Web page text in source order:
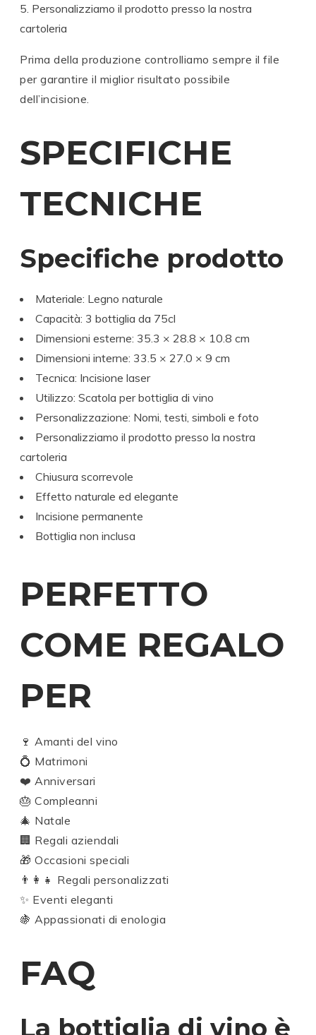
Personalizziamo il prodotto presso la nostra
cartoleria
Prima della produzione controlliamo sempre il file
per garantire il miglior risultato possibile
dell’incisione.
SPECIFICHE
TECNICHE
Specifiche prodotto
Materiale: Legno naturale
Capacità: 3 bottiglia da 75cl
Dimensioni esterne: 35.3 × 28.8 × 10.8 cm
Dimensioni interne: 33.5 × 27.0 × 9 cm
Tecnica: Incisione laser
Utilizzo: Scatola per bottiglia di vino
Personalizzazione: Nomi, testi, simboli e foto
Personalizziamo il prodotto presso la nostra
cartoleria
Chiusura scorrevole
Effetto naturale ed elegante
Incisione permanente
Bottiglia non inclusa
PERFETTO
COME REGALO
PER
🍷 Amanti del vino
💍 Matrimoni
❤️ Anniversari
🎂 Compleanni
🎄 Natale
🏢 Regali aziendali
🎁 Occasioni speciali
👨‍👩‍👧 Regali personalizzati
✨ Eventi eleganti
🍇 Appassionati di enologia
FAQ
La bottiglia di vino è